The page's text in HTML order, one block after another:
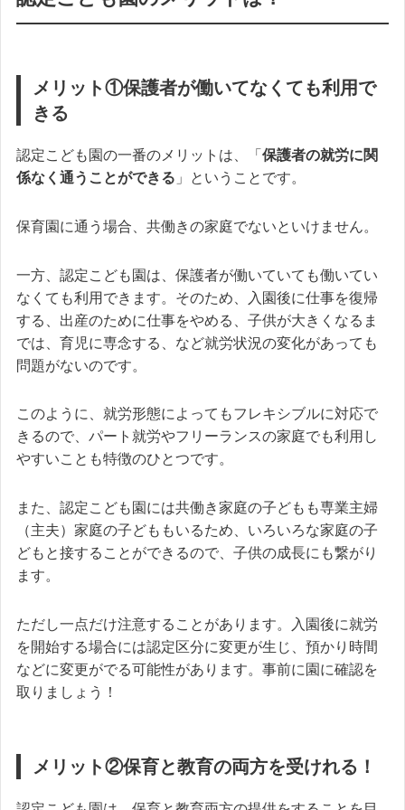
メリット①保護者が働いてなくても利用で
きる
認定こども園の一番のメリットは、「 保護者の就労に関
係なく通うことができる 」ということです。
保育園に通う場合、共働きの家庭でないといけません。
一方、認定こども園は、保護者が働いていても働いてい
なくても利用できます。そのため、入園後に仕事を復帰
する、出産のために仕事をやめる、子供が大きくなるま
では、育児に専念する、など就労状況の変化があっても
問題がないのです。
このように、就労形態によってもフレキシブルに対応で
きるので、パート就労やフリーランスの家庭でも利用し
やすいことも特徴のひとつです。
また、認定こども園には共働き家庭の子どもも専業主婦
（主夫）家庭の子どももいるため、いろいろな家庭の子
どもと接することができるので、子供の成長にも繋がり
ます。
ただし一点だけ注意することがあります。入園後に就労
を開始する場合には認定区分に変更が生じ、預かり時間
などに変更がでる可能性があります。事前に園に確認を
取りましょう！
メリット②保育と教育の両方を受けれる！